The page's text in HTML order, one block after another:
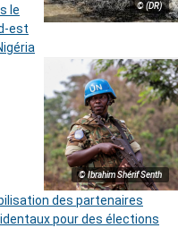
© (DR)
le
est
© Ibrahim Shérif Senth
des partenaires
pour des élections